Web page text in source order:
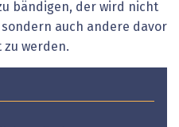
bändigen, der wird nicht
auch ­andere davor
zu werden.